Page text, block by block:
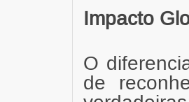
Impacto
O
de